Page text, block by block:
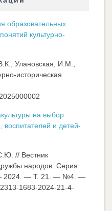
образовательных
культурно-
Улановская, И.М.,
историческая
на выбор
и детей-
// Вестник
народов. Серия:
— 2024. — Т. 21. — №4. —
1683-2024-21-4-